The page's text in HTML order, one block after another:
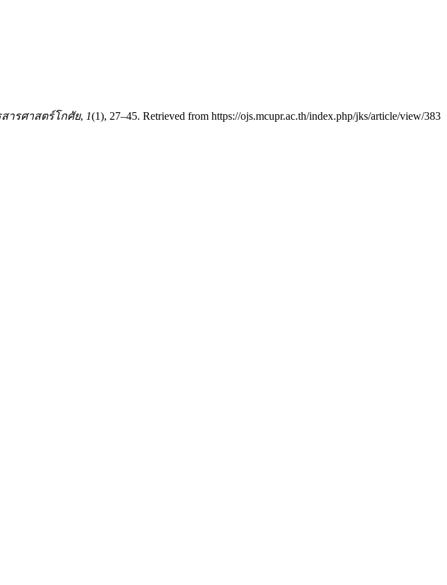
สารศาสตร์โกศัย, 1(1), 27–45. Retrieved from https://ojs.mcupr.ac.th/index.php/jks/article/view/383